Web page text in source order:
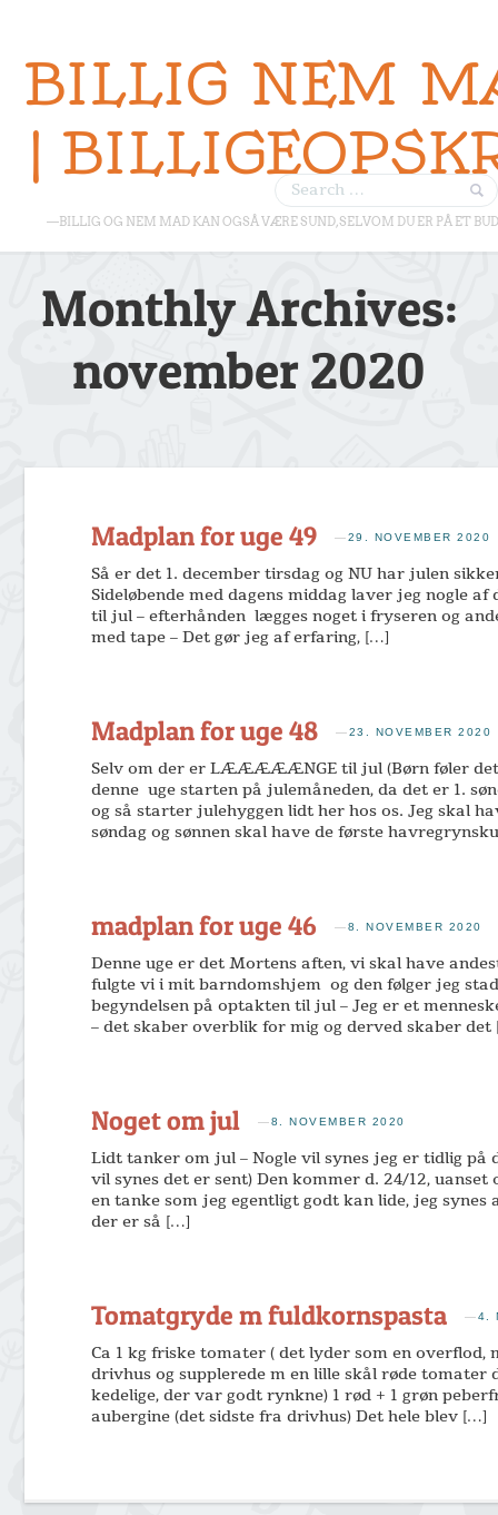
BILLIG NEM
|
—BILLIG OG NEM MAD KAN OGSÅ VÆRE SUND, SELVOM DU ER PÅ ET
Monthly Archives:
november 2020
Madplan for uge 49 —29. NOVEMBER 2020
Så er det 1. december tirsdag og NU har julen
Sideløbende med dagens middag laver jeg nogle
til jul – efterhånden lægges noget i fryseren og
med tape – Det gør jeg af erfaring, […]
Madplan for uge 48 —23. NOVEMBER 2020
Selv om der er LÆÆÆÆÆNGE til jul (Børn føler
denne uge starten på julemåneden, da det er 1.
og så starter julehyggen lidt her hos os. Jeg skal
søndag og sønnen skal have de første
madplan for uge 46 —8. NOVEMBER 2020
Denne uge er det Mortens aften, vi skal have
fulgte vi i mit barndomshjem og den følger jeg
begyndelsen på optakten til jul – Jeg er et
– det skaber overblik for mig og derved skaber
Noget om jul —8. NOVEMBER 2020
Lidt tanker om jul – Nogle vil synes jeg er tidlig på
vil synes det er sent) Den kommer d. 24/12,
en tanke som jeg egentligt godt kan lide, jeg
der er så […]
Tomatgryde m fuldkornspasta —4.
Ca 1 kg friske tomater ( det lyder som en overflod,
drivhus og supplerede m en lille skål røde tomater
kedelige, der var godt rynkne) 1 rød + 1 grøn
aubergine (det sidste fra drivhus) Det hele blev […]